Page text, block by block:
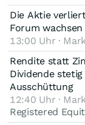
Die Aktie
Forum
13:00 Uhr ·
Rendite statt
Dividende
Ausschüttung
12:40 Uhr ·
Registered